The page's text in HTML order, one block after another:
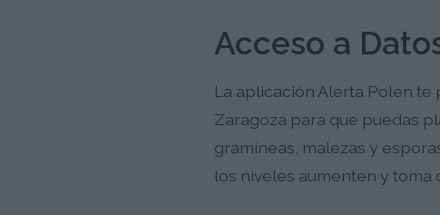
Acceso a
La aplicación Alerta Polen
Zaragoza para que puedas
gramíneas, malezas y
los niveles aumenten y toma